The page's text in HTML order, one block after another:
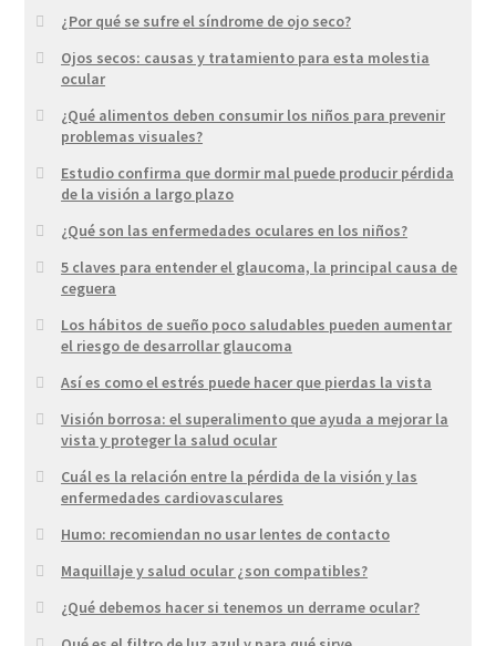
¿Por qué se sufre el síndrome de ojo seco?
Ojos secos: causas y tratamiento para esta molestia
ocular
¿Qué alimentos deben consumir los niños para prevenir
problemas visuales?
Estudio confirma que dormir mal puede producir pérdida
de la visión a largo plazo
¿Qué son las enfermedades oculares en los niños?
5 claves para entender el glaucoma, la principal causa de
ceguera
Los hábitos de sueño poco saludables pueden aumentar
el riesgo de desarrollar glaucoma
Así es como el estrés puede hacer que pierdas la vista
Visión borrosa: el superalimento que ayuda a mejorar la
vista y proteger la salud ocular
Cuál es la relación entre la pérdida de la visión y las
enfermedades cardiovasculares
Humo: recomiendan no usar lentes de contacto
Maquillaje y salud ocular ¿son compatibles?
¿Qué debemos hacer si tenemos un derrame ocular?